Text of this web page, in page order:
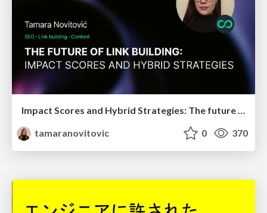
Impact Scores and Hybrid Strategies: The future of link building
tamaranovitovic
0 370